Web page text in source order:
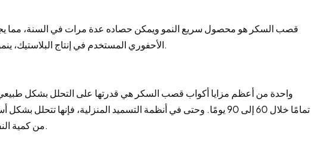
قصب السكر هو محصول سريع النمو ويمكن حصاده عدة مرات في السنة، مما
الأحفوري المستخدم في إنتاج البلاستيك، ينمو قصب السكر بسرعة، مما يقلل من التأثير البيئي.
واحدة من أعظم مزايا أكواب قصب السكر هي قدرتها على التحلل بشكل طبيعي.
تمامًا خلال 60 إلى 90 يومًا. وحتى في أنظمة التسميد المنزلية، فإنها
من كمية النفايات التي تنتهي في مدافن النفايات أو المحيطات.